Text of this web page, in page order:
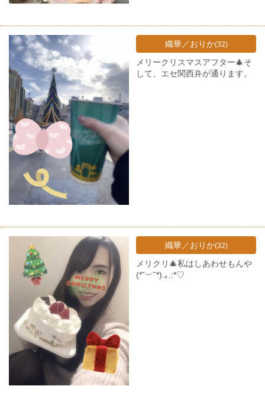
織華／おりか(32)
メリークリスマスアフター🎄そ
して、エセ関西弁が通ります。
織華／おりか(32)
メリクリ🎄私はしあわせもんや
(*˘︶˘*).｡.:*♡